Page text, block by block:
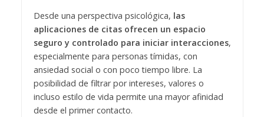
Desde una perspectiva psicológica, las
aplicaciones de citas ofrecen un espacio
seguro y controlado para iniciar interacciones,
especialmente para personas tímidas, con
ansiedad social o con poco tiempo libre. La
posibilidad de filtrar por intereses, valores o
incluso estilo de vida permite una mayor afinidad
desde el primer contacto.